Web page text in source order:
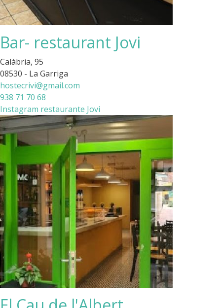
Bar- restaurant Jovi
Calàbria, 95
08530 - La Garriga
hostecrivi@gmail.com
938 71 70 68
Instagram restaurante Jovi